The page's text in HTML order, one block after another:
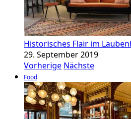
Historisches Flair im
29. September 2019
Vorherige Nächste
Food